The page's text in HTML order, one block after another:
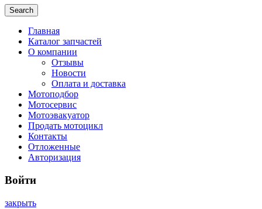
Search
Главная
Каталог запчастей
О компании
Отзывы
Новости
Оплата и доставка
Мотоподбор
Мотосервис
Мотоэвакуатор
Продать мотоцикл
Контакты
Отложенные
Авторизация
Войти
закрыть